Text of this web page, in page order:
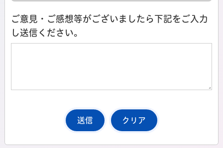
ご意見・ご感想等がございましたら下記をご入力
し送信ください。